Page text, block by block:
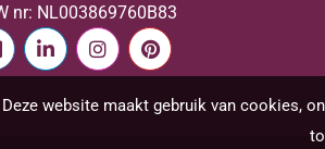
nr: NL003869760B83
Deze website maakt gebruik van cookies,